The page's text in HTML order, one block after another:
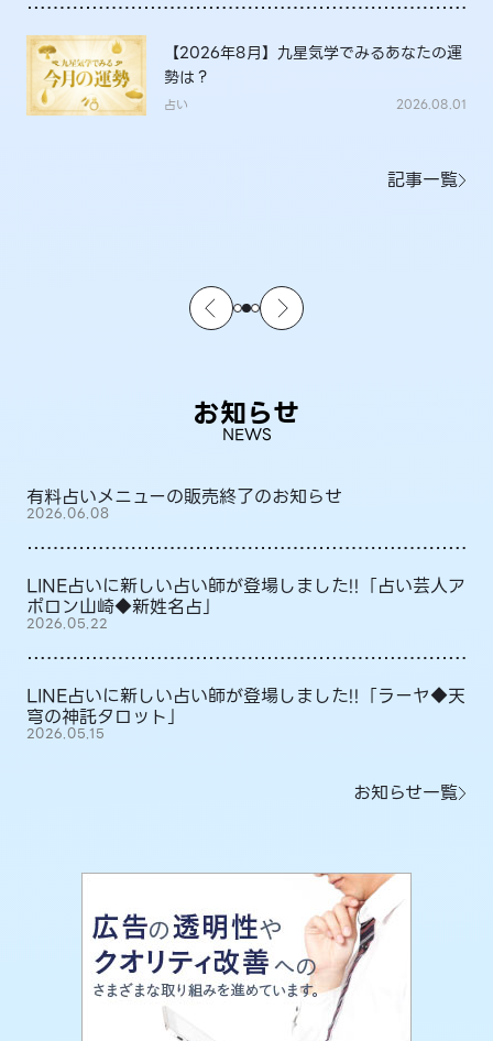
【2026年8月】九星気学でみるあなたの運
勢は？
占い 2026.08.01
記事一覧
お知らせ
NEWS
有料占いメニューの販売終了のお知らせ
2026.06.08
LINE占いに新しい占い師が登場しました!!「占い芸人ア
ポロン山崎◆新姓名占」
2026.05.22
LINE占いに新しい占い師が登場しました!!「ラーヤ◆天
穹の神託タロット」
2026.05.15
お知らせ一覧